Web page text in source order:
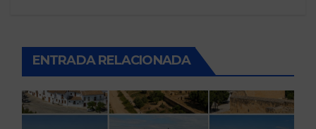
ENTRADA RELACIONADA